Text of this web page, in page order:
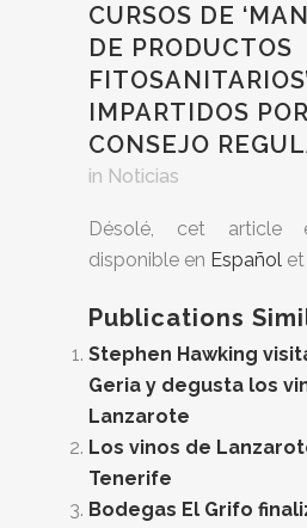
CURSOS DE
DE PRODUCTOS
IMPARTIDOS
CONSEJO
in Noticias
Désolé, cet article
disponible en Español et
Publications
Stephen Hawking
Geria y degusta los
Lanzarote
Los vinos de
Tenerife
Bodegas El Grifo